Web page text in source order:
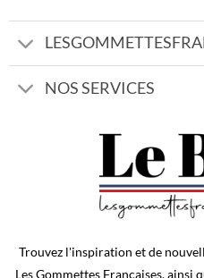
NOS SERVICES
Trouvez l'inspiration et de
Les Gommettes Françaises, ainsi